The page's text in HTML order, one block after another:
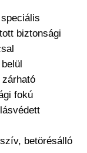
biztonsági
fokú
betörésálló